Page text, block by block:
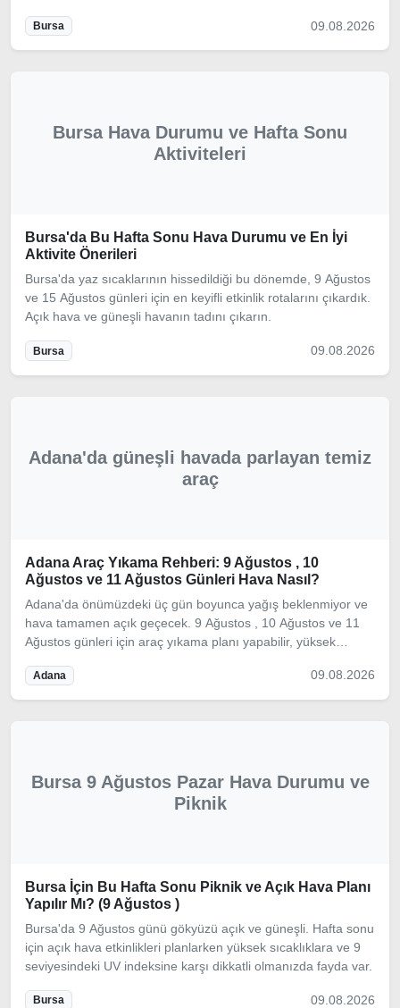
inceledik.
Bursa 09.08.2026
Bursa Hava Durumu ve Hafta Sonu
Aktiviteleri
Bursa'da Bu Hafta Sonu Hava Durumu ve En İyi
Aktivite Önerileri
Bursa'da yaz sıcaklarının hissedildiği bu dönemde, 9 Ağustos
ve 15 Ağustos günleri için en keyifli etkinlik rotalarını çıkardık.
Açık hava ve güneşli havanın tadını çıkarın.
Bursa 09.08.2026
Adana'da güneşli havada parlayan temiz
araç
Adana Araç Yıkama Rehberi: 9 Ağustos , 10
Ağustos ve 11 Ağustos Günleri Hava Nasıl?
Adana'da önümüzdeki üç gün boyunca yağış beklenmiyor ve
hava tamamen açık geçecek. 9 Ağustos , 10 Ağustos ve 11
Ağustos günleri için araç yıkama planı yapabilir, yüksek
Adana 09.08.2026
Bursa 9 Ağustos Pazar Hava Durumu ve
Piknik
Bursa İçin Bu Hafta Sonu Piknik ve Açık Hava Planı
Yapılır Mı? (9 Ağustos )
Bursa'da 9 Ağustos günü gökyüzü açık ve güneşli. Hafta sonu
için açık hava etkinlikleri planlarken yüksek sıcaklıklara ve 9
seviyesindeki UV indeksine karşı dikkatli olmanızda fayda var.
Bursa 09.08.2026